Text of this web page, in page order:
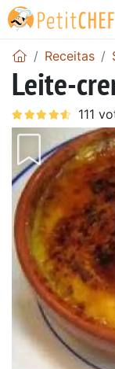
Receitas
Leite-